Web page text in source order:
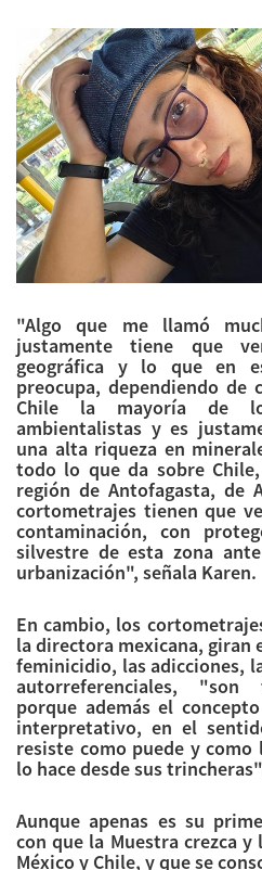
"Algo que me llamó
justamente tiene que
geográfica y lo que en
preocupa, dependiendo de
Chile la mayoría de
ambientalistas y es
una alta riqueza en
todo lo que da sobre
región de Antofagasta, de
cortometrajes tienen que
contaminación, con
silvestre de esta zona
urbanización", señala Karen.
En cambio, los
la directora mexicana, giran
feminicidio, las adicciones,
autorreferenciales, "son
porque además el
interpretativo, en el
resiste como puede y
lo hace desde sus
Aunque apenas es su
con que la Muestra crezca
México y Chile, y que se